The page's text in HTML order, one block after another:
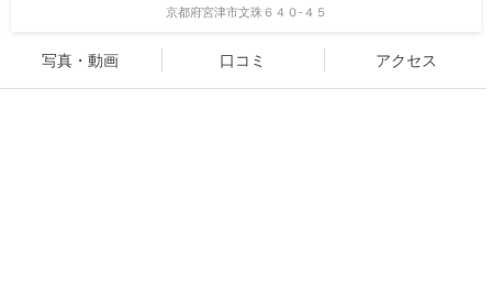
京都府宮津市文珠６４０-４５
写真・動画 口コミ アクセス